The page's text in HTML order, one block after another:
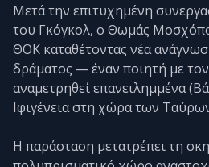
Μετά την επιτυχημένη
του Γκόγκολ, ο Θωμάς
ΘΟΚ καταθέτοντας νέα
δράματος — έναν ποιητή με
αναμετρηθεί επανειλημμένα
Ιφιγένεια στη χώρα των
Η παράσταση μετατρέπει τη